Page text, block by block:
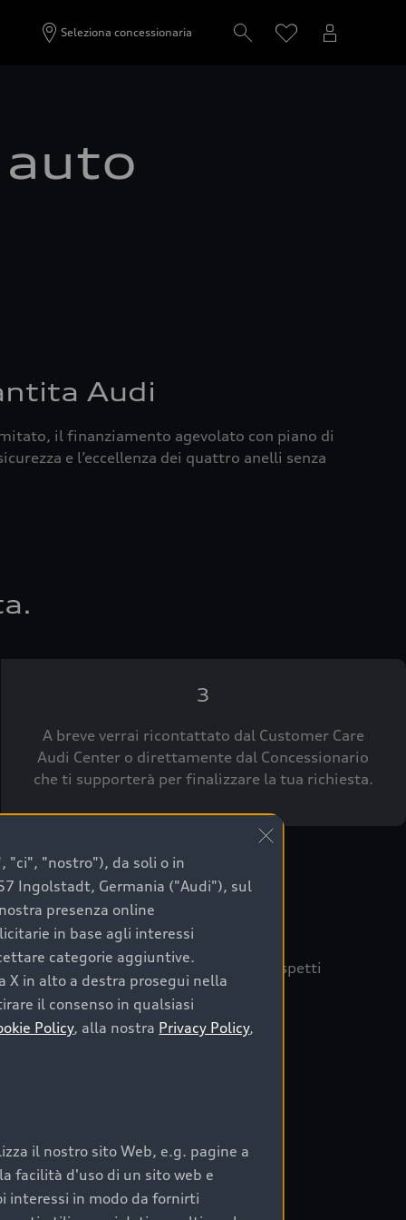
Seleziona concessionaria
Audi
il finanziamento agevolato con piano di
e l’eccellenza dei quattro anelli senza
3
A breve verrai ricontattato dal Customer Care
Audi Center o direttamente dal Concessionario
che ti supporterà per finalizzare la tua richiesta.
sicuro, è essenziale considerare aspetti
Prima Scelta :plus
nel tempo;
"ci", "nostro"), da soli o in
Ingolstadt, Germania ("Audi"), sul
presenza online
in base agli interessi
categorie aggiuntive.
in alto a destra prosegui nella
il consenso in qualsiasi
Policy, alla nostra Privacy Policy,
il nostro sito Web, e.g. pagine a
facilità d'uso di un sito web e
interessi in modo da fornirti